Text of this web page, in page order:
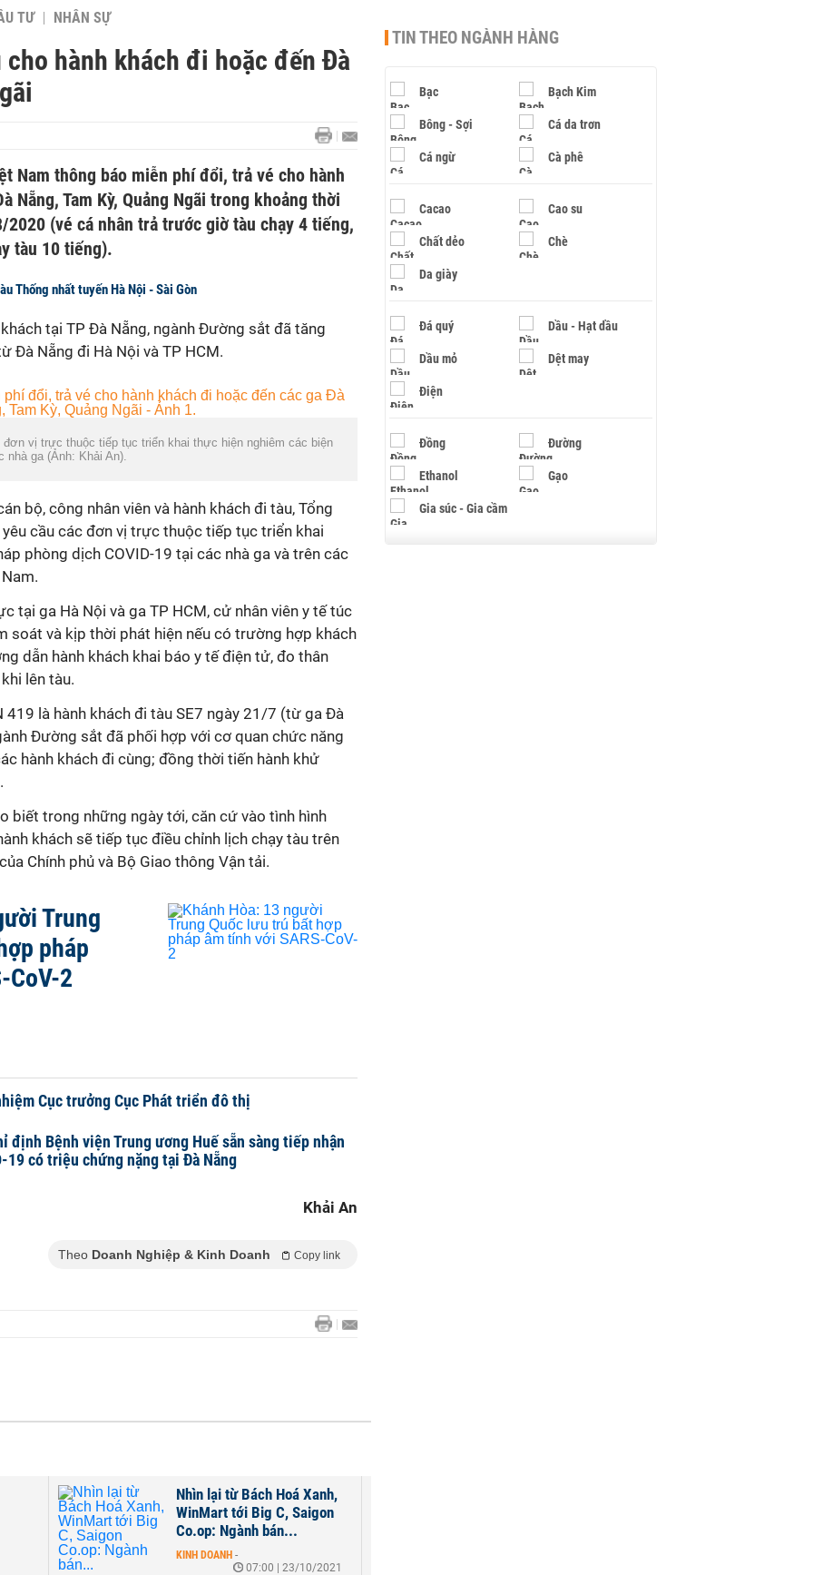
TƯ NHÂN SỰ
hành khách đi hoặc đến Đà
Nam thông báo miễn phí đổi, trả vé cho hành
Nẵng, Tam Kỳ, Quảng Ngãi trong khoảng thời
(vé cá nhân trả trước giờ tàu chạy 4 tiếng,
tàu 10 tiếng).
Thống nhất tuyến Hà Nội - Sài Gòn
tại TP Đà Nẵng, ngành Đường sắt đã tăng
Đà Nẵng đi Hà Nội và TP HCM.
vị trực thuộc tiếp tục triển khai thực hiện nghiêm các biện
nhà ga (Ảnh: Khải An).
bộ, công nhân viên và hành khách đi tàu, Tổng
cầu các đơn vị trực thuộc tiếp tục triển khai
phòng dịch COVID-19 tại các nhà ga và trên các
tại ga Hà Nội và ga TP HCM, cử nhân viên y tế túc
soát và kịp thời phát hiện nếu có trường hợp khách
dẫn hành khách khai báo y tế điện tử, đo thân
lên tàu.
419 là hành khách đi tàu SE7 ngày 21/7 (từ ga Đà
Đường sắt đã phối hợp với cơ quan chức năng
hành khách đi cùng; đồng thời tiến hành khử
biết trong những ngày tới, căn cứ vào tình hình
khách sẽ tiếp tục điều chỉnh lịch chạy tàu trên
Chính phủ và Bộ Giao thông Vận tải.
Trung
pháp
CoV-2
Cục trưởng Cục Phát triển đô thị
định Bệnh viện Trung ương Huế sẵn sàng tiếp nhận
19 có triệu chứng nặng tại Đà Nẵng
Khải An
Theo Doanh Nghiệp & Kinh Doanh Copy link
Nhìn lại từ Bách Hoá Xanh,
WinMart tới Big C, Saigon
Co.op: Ngành bán...
KINH DOANH -
07:00 | 23/10/2021
TIN THEO NGÀNH HÀNG
Bạc Bạch Kim
Bông - Sợi Cá da trơn
Cá ngừ Cà phê
Cacao Cao su
Chất dẻo Chè
Da giày
Đá quý Dầu - Hạt dầu
Dầu mỏ Dệt may
Điện
Đồng Đường
Ethanol Gạo
Gia súc - Gia cầm